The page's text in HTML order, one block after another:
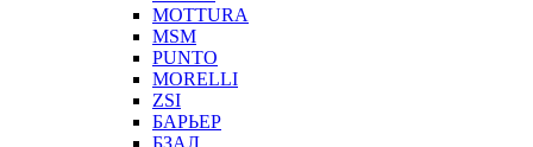
MOTTURA
MSM
PUNTO
MORELLI
ZSI
БАРЬЕР
БЗАЛ